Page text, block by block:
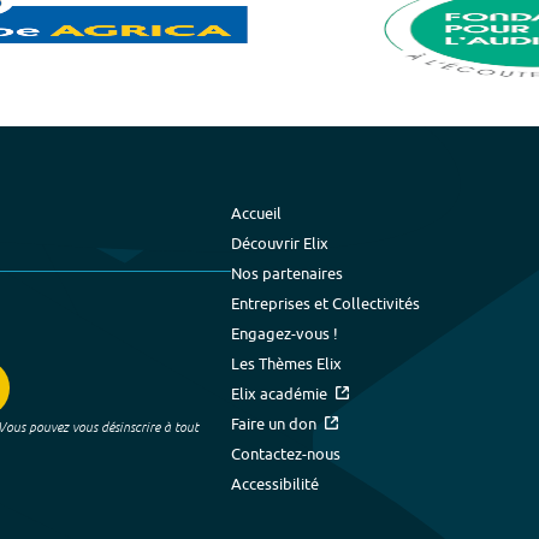
pouvez vous désinscrire à tout
Accueil
Découvrir Elix
Nos partenaires
Entreprises et Collectivités
Engagez-vous !
Les Thèmes Elix
Elix académie
Faire un don
Contactez-nous
Accessibilité